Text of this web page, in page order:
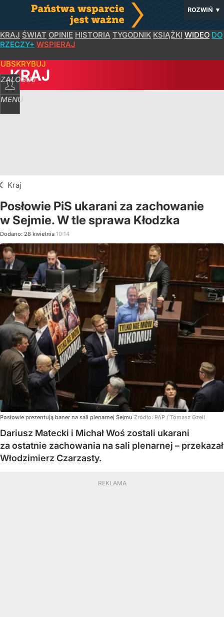
ROZWIŃ ▼
KRAJ ŚWIAT OPINIE HISTORIA TYGODNIK KSIĄŻKI WIDEO DO
RZECZY+ WSPIERAJ
ZALOGUJ
MENU
KRAJ
Kraj
Posłowie PiS ukarani za zachowanie
w Sejmie. W tle sprawa Kłodzka
Dodano: 28 kwietnia 10:14
Posłowie prezentują baner na sali plenarnej Sejmu Źródło: PAP / Tomasz Gzell
Dariusz Matecki i Michał Woś zostali ukarani
za ostatnie zachowania na sali plenarnej – przekazał
Włodzimierz Czarzasty.